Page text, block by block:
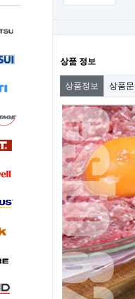
상품 정보
상품정보 상품